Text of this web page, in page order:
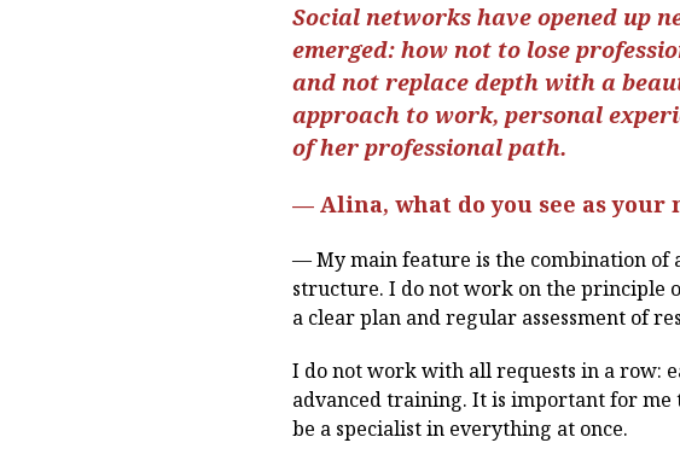
Social networks have opened up
emerged: how not to lose
and not replace depth with a
approach to work, personal
of her professional path.
— Alina, what do you see as
— My main feature is the combination of
structure. I do not work on the principle
a clear plan and regular assessment of
I do not work with all requests in a row:
advanced training. It is important for me
be a specialist in everything at once.